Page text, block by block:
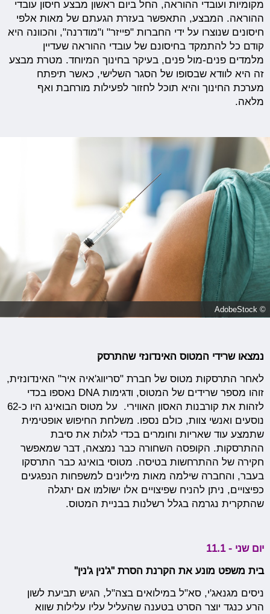
מקומיות ועובדי ההוראה, החל ביום ראשון מבצע חיסון עובדי
ההוראה. המבצע, התאפשר בעזרת הגעתם של מאות אלפי
חיסונים שנוצרו על ידי החברות "פייזר" ו"מודרנה", והכוונה היא
קודם כל להתמקד בחיסונם של עובדי ההוראה שעדיין
מלמדים פנים-מול פנים, בעיקר בחינוך המיוחד. מטרת מבצע
זה היא לוודא שבסופו של הסגר השלישי, כאשר תיפתח
מערכת החינוך והיא תוכל לחזור לפעילות מורחבת ואף
מלאה.
© AdobeStock
נמצאו שרידי המטוס האינדונזי שהתרסק
לאחר התרסקות מטוס של חברת "סריווג'איה איר" האינדונזית,
זוהו מספר שרידים של המטוס, ודגימות DNA נאספו בכדי
לזהות את קורבנות האסון האווירי. על מטוס הבואינג היו כ-62
נוסעים ואנשי צוות, כולם נספו. משלחת החיפוש אופטימית
שתמצע עוד שאריות וחומרים בכדי לגלות את סיבת
ההתרסקות. הקופסה השחורה כבר נמצאה, דבר שמאפשר
חקירה של ההתרחשות בטיסה. מטוסי בואינג כבר התרסקו
בעבר, והחברה שילמה מאות מיליונים למשפחות הנפגעים
כפיצויים, ניתן להניח שפיצויים אלו ישולמו אם יתגלה
שהתקרית נגרמה בגלל רשלנות בבניית המטוס.
יום שני - 11.1
בית משפט מונע את הקרנת הסרת "ג'נין ג'נין"
ניסים מגנאג'י, סא"ל במילואים בצה"ל, הגיש תביעת לשון
הרע כנגד יוצר הסרט בטענה שהעליל עליו עלילות שווא